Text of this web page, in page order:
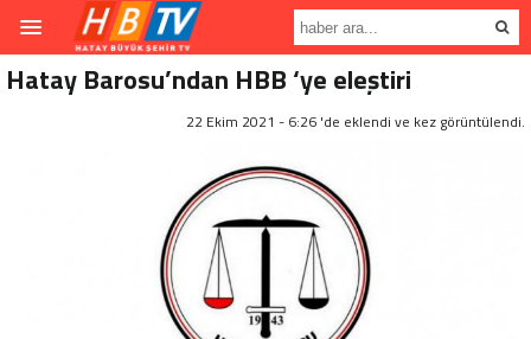
Hatay Barosu’ndan HBB ‘ye eleştiri
22 Ekim 2021 - 6:26 'de eklendi ve kez görüntülendi.